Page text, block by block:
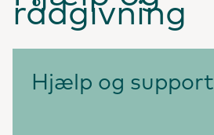
rådgivning
Hjælp og support